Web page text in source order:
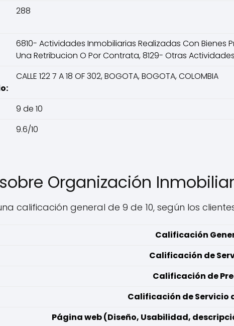
288
6810- Actividades Inmobiliarias Realizadas Con
Una Retribucion O Por Contrata, 8129- Otras
CALLE 122 7 A 18 OF 302, BOGOTA, BOGOTA, COLOMBIA
9 de 10
9.6/10
Organización
calificación general de 9 de 10, según los
Calificación
Calificación de
Calificación de
Calificación de Servicio
Página web (Diseño, Usabilidad,